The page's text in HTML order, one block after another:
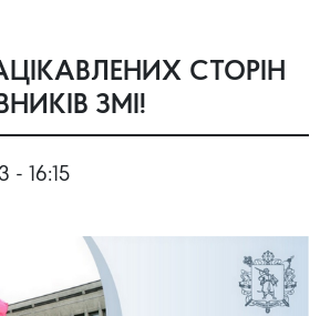
СТОРІН
ЗМІ!
- 16:15